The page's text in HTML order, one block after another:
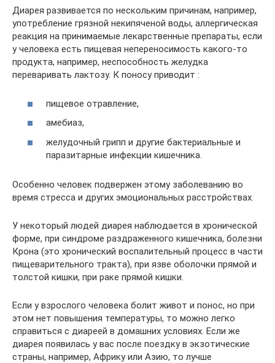
Диарея развивается по нескольким причинам, например,
употребление грязной некипяченой воды, аллергическая
реакция на принимаемые лекарственные препараты, если
у человека есть пищевая непереносимость какого-то
продукта, например, неспособность желудка
переваривать лактозу. К поносу приводит :
пищевое отравление,
амебиаз,
желудочный грипп и другие бактериальные и
паразитарные инфекции кишечника.
Особенно человек подвержен этому заболеванию во
время стресса и других эмоциональных расстройствах.
У некоторый людей диарея наблюдается в хронической
форме, при синдроме раздраженного кишечника, болезни
Крона (это хронический воспалительный процесс в части
пищеварительного тракта), при язве оболочки прямой и
толстой кишки, при раке прямой кишки.
Если у взрослого человека болит живот и понос, но при
этом нет повышения температуры, то можно легко
справиться с диареей в домашних условиях. Если же
диарея появилась у вас после поездку в экзотические
страны, например, Африку или Азию, то лучше